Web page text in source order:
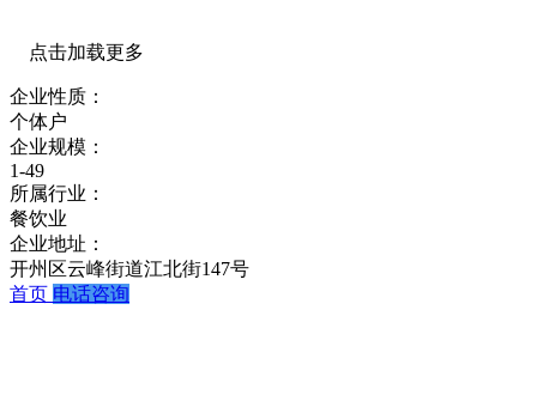
点击加载更多
企业性质：
个体户
企业规模：
1-49
所属行业：
餐饮业
企业地址：
开州区云峰街道江北街147号
首页 电话咨询